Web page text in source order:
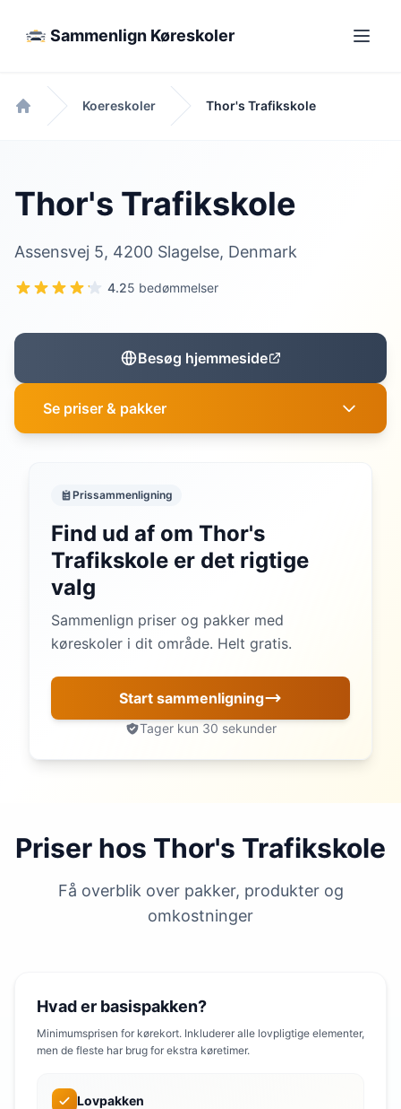
Sammenlign Køreskoler
Forside
Koereskoler Thor's Trafikskole
Thor's Trafikskole
Assensvej 5, 4200 Slagelse, Denmark
4.25 bedømmelser
Besøg hjemmeside
Se priser & pakker
Prissammenligning
Find ud af om Thor's
Trafikskole er det rigtige
valg
Sammenlign priser og pakker med
køreskoler i dit område. Helt gratis.
Start sammenligning
Tager kun 30 sekunder
Priser hos Thor's Trafikskole
Få overblik over pakker, produkter og
omkostninger
Hvad er basispakken?
Minimumsprisen for kørekort. Inkluderer alle lovpligtige elementer,
men de fleste har brug for ekstra køretimer.
Lovpakken